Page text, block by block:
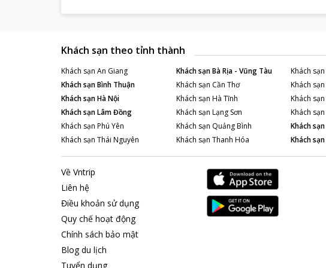
Khách sạn theo tỉnh thành
Khách sạn An Giang Khách sạnBà Rịa - Vũng Tàu Khách sạn
Khách sạnBình Thuận Khách sạn Cần Thơ Khách sạn
Khách sạnHà Nội Khách sạn Hà Tĩnh Khách sạn
Khách sạnLâm Đồng Khách sạn Lạng Sơn Khách sạn
Khách sạn Phú Yên Khách sạn Quảng Bình Khách sạn
Khách sạn Thái Nguyên Khách sạn Thanh Hóa Khách sạn
Về Vntrip
Liên hệ
Điều khoản sử dụng
Quy chế hoạt động
Chính sách bảo mật
Blog du lịch
Tuyển dụng